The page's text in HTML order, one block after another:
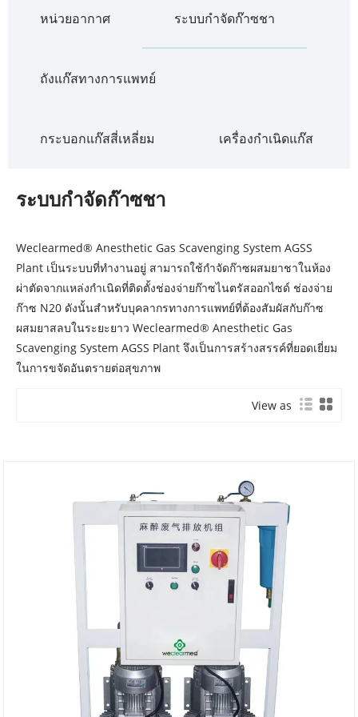
หน่วยอากาศ ระบบกำจัดก๊าซชา
ถังแก๊สทางการแพทย์
กระบอกแก๊สสี่เหลี่ยม เครื่องกำเนิดแก๊ส
ระบบกำจัดก๊าซชา
Weclearmed® Anesthetic Gas Scavenging System AGSS
Plant เป็นระบบที่ทำงานอยู่ สามารถใช้กำจัดก๊าซผสมยาชาในห้อง
ผ่าตัดจากแหล่งกำเนิดที่ติดตั้งช่องจ่ายก๊าซไนตรัสออกไซด์ ช่องจ่าย
ก๊าซ N20 ดังนั้นสำหรับบุคลากรทางการแพทย์ที่ต้องสัมผัสกับก๊าซ
ผสมยาสลบในระยะยาว Weclearmed® Anesthetic Gas
Scavenging System AGSS Plant จึงเป็นการสร้างสรรค์ที่ยอดเยี่ยม
ในการขจัดอันตรายต่อสุขภาพ
View as